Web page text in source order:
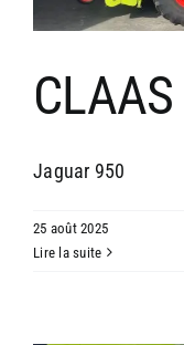
CLAAS
Jaguar 950
25 août 2025
Lire la suite